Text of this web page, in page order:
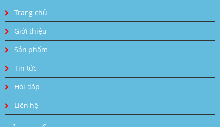
Trang chủ
Giới thiệu
Sản phẩm
Tin tức
Hỏi đáp
Liên hệ